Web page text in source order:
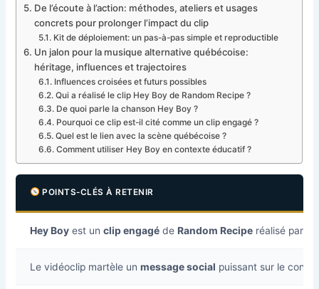
De l’écoute à l’action: méthodes, ateliers et usages
concrets pour prolonger l’impact du clip
Kit de déploiement: un pas-à-pas simple et reproductible
Un jalon pour la musique alternative québécoise:
héritage, influences et trajectoires
Influences croisées et futurs possibles
Qui a réalisé le clip Hey Boy de Random Recipe ?
De quoi parle la chanson Hey Boy ?
Pourquoi ce clip est-il cité comme un clip engagé ?
Quel est le lien avec la scène québécoise ?
Comment utiliser Hey Boy en contexte éducatif ?
POINTS-CLÉS À RETENIR
Hey Boy est unclip engagé de Random Recipe réalisé par
Le vidéoclip martèle unmessage social puissant sur le